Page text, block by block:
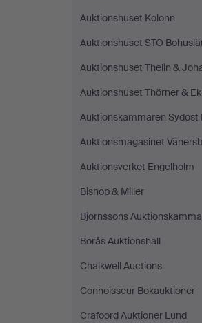
Auktionshuset Kolonn
Auktionshuset STO
Auktionshuset Thelin &
Auktionshuset Thörner & Ek
Auktionskammaren Sydost
Auktionsmagasinet
Auktionsverket Engelholm
Bishop & Miller
Björnssons
Borås Auktionshall
Chalkwell Auctions
Connoisseur Bokauktioner
Crafoord Auktioner Lund